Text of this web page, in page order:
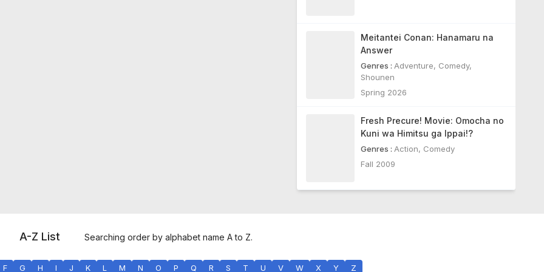
Meitantei Conan: Hanamaru na
Answer
Genres : Adventure, Comedy,
Shounen
Spring 2026
Fresh Precure! Movie: Omocha no
Kuni wa Himitsu ga Ippai!?
Genres : Action, Comedy
Fall 2009
A-Z List Searching order by alphabet name A to Z.
F G H I J K L M N O P Q R S T U V W X Y Z